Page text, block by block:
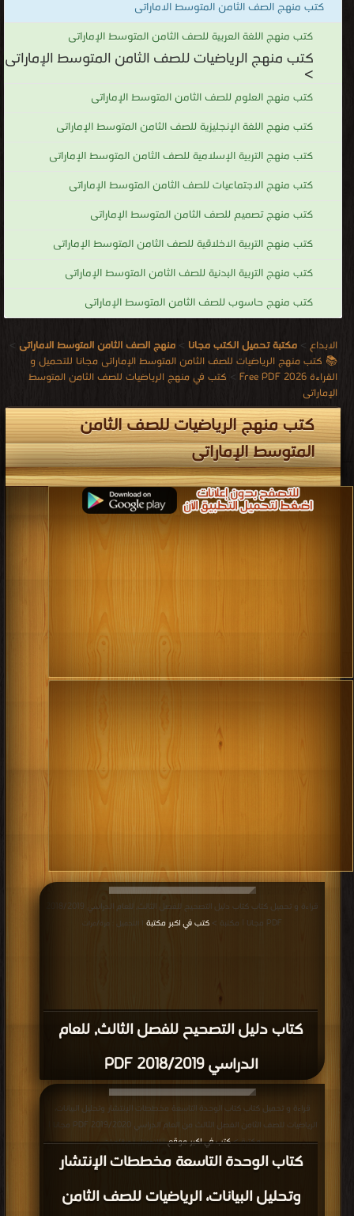
كتب منهج الصف الثامن المتوسط الاماراتى
كتب منهج اللغة العربية للصف الثامن المتوسط الإماراتى
كتب منهج الرياضيات للصف الثامن المتوسط الإماراتى
>
كتب منهج العلوم للصف الثامن المتوسط الإماراتى
كتب منهج اللغة الإنجليزية للصف الثامن المتوسط الإماراتى
كتب منهج التربية الإسلامية للصف الثامن المتوسط الإماراتى
كتب منهج الاجتماعيات للصف الثامن المتوسط الإماراتى
كتب منهج تصميم للصف الثامن المتوسط الإماراتى
كتب منهج التربية الاخلاقية للصف الثامن المتوسط الإماراتى
كتب منهج التربية البدنية للصف الثامن المتوسط الإماراتى
كتب منهج حاسوب للصف الثامن المتوسط الإماراتى
الابداع > مكتبة تحميل الكتب مجانا > منهج الصف الثامن المتوسط الاماراتى >
📚 كتب منهج الرياضيات للصف الثامن المتوسط الإماراتى مجانا للتحميل و
القراءة 2026 Free PDF
> كتب في منهج الرياضيات للصف الثامن المتوسط
الإماراتى
كتب منهج الرياضيات للصف الثامن
المتوسط الإماراتى
كتاب دليل التصحيح للفصل الثالث, للعام
الدراسي 2018/2019 PDF
قراءة و تحميل كتاب كتاب دليل التصحيح للفصل الثالث, للعام الدراسي 2018/2019
PDF مجانا | مكتبة >
كتب في اكبر مكتبة | التحميل : مرة/مرات
كتاب الوحدة التاسعة مخططات الإنتشار
وتحليل البيانات، الرياضيات للصف الثامن
قراءة و تحميل كتاب كتاب الوحدة التاسعة مخططات الإنتشار وتحليل البيانات،
الرياضيات للصف الثامن الفصل الثالث من العام الدراسي 2019/2020 PDF مجانا |
مكتبة >كتب في اكبر موقع| التحميل : مرة/مرات